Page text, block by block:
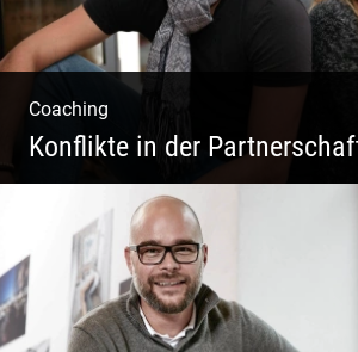
Coaching
Konflikte in der
Paar Coaching – Der Weg in
und Harmonie